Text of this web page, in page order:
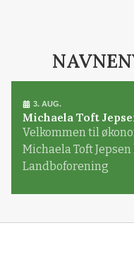
3. AUG.
Michaela Toft
Velkommen til
Michaela Toft
Landboforening